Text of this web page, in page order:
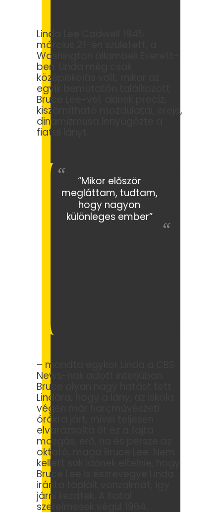
Linda Lee Cadwell 1945.
március 21-én született, a
Washington állambeli Everett-
ben. Linda még csak
középiskolás volt, mikor az
egyik bemutatón találkozott
Bruce Lee-vel, akinek precíz,
kiszámítható mozdulatai, ereje,
dinamizmusa lenyűgözte a
fiatal lányt.
“Mikor először
megláttam, tudtam,
hogy nagyon
különleges ember”
– mondta egykor Linda a CBS
News-nak adott interjúban.
Bruce olyan nagy hatást tett
Lindára, hogy a lány, az iskola
végén már harcművészeti
órákra járt, mivel teljesen
elvarázsolta őt ez a fajta
mozgás, erő, na és persze az
oktató, maga Bruce Lee. Nem
kellett sok időnek eltelnie, hogy
Bruce Lee is észrevegye Linda
iránta táplált vonzalmát, így
járni kezdtek. A fiatal
szerelmesek végül 1964.